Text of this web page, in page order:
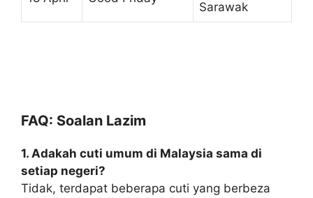
Sarawak
FAQ: Soalan Lazim
1. Adakah cuti umum di Malaysia sama di
setiap negeri?
Tidak, terdapat beberapa cuti yang berbeza